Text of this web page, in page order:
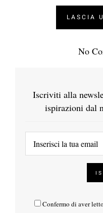
No
Iscriviti alla
ispirazioni dal
Confermo di aver